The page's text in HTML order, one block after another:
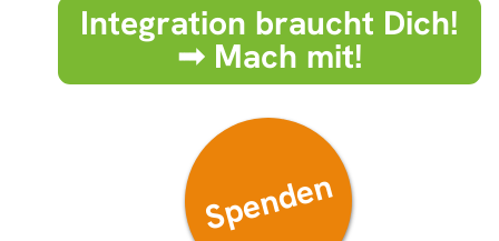
Integration braucht Dich!
➟ Mach mit!
Spenden